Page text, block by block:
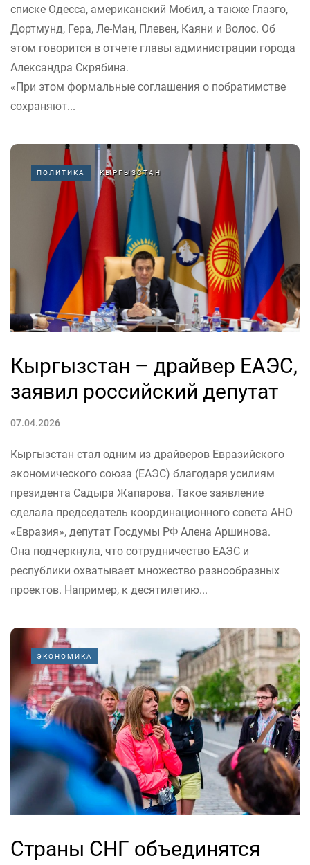
списке Одесса, американский Мобил, а также Глазго,
Дортмунд, Гера, Ле-Ман, Плевен, Каяни и Волос. Об
этом говорится в отчете главы администрации города
Александра Скрябина.
«При этом формальные соглашения о побратимстве
сохраняют...
ПОЛИТИКА КЫРГЫЗСТАН
Кыргызстан – драйвер ЕАЭС,
заявил российский депутат
07.04.2026
Кыргызстан стал одним из драйверов Евразийского
экономического союза (ЕАЭС) благодаря усилиям
президента Садыра Жапарова. Такое заявление
сделала председатель координационного совета АНО
«Евразия», депутат Госдумы РФ Алена Аршинова.
Она подчеркнула, что сотрудничество ЕАЭС и
республики охватывает множество разнообразных
проектов. Например, к десятилетию...
ЭКОНОМИКА
Страны СНГ объединятся